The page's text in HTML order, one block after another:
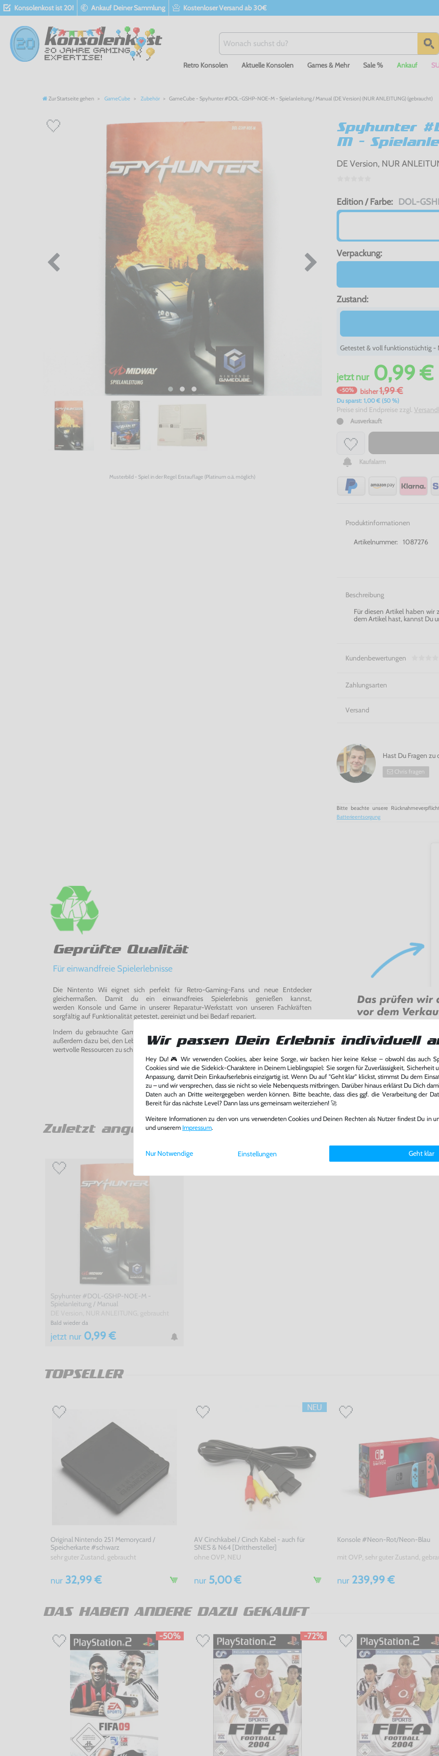
Konsolenkost ist 20! Ankauf Deiner Sammlung Kostenloser Versand ab 30€
Retro Konsolen Aktuelle Konsolen Games & Mehr Sale % Ankauf
Zur Startseite gehen GameCube Zubehör GameCube - Spyhunter #DOL-GSHP-NOE-M - Spielanleitung / Manual (DE Version) (NUR ANLEITUNG) (gebraucht)
Musterbild - Spiel in der Regel Erstauflage (Platinum o.ä. möglich)
Spyhunter
M -
DE Version, NUR
Edition / Farbe: DOL-
Verpackung:
Zustand:
Getestet & voll funktionstüchtig -
jetztnur0,99 €
-50% bisher1,99 €
Du sparst: 1,00 € (50 %)
Preise sind Endpreise zzgl.
Ausverkauft
Kaufalarm
Produktinformationen
Artikelnummer: 1087276
Beschreibung
Für diesen Artikel haben wir
dem Artikel hast, kannst Du
Kundenbewertungen
Zahlungsarten
Versand
Hast Du Fragen zu
Chris fragen
Bitte beachte unsere
Batterieentsorgung
Geprüfte Qualität
Für einwandfreie Spielerlebnisse
Die Nintento Wii eignet sich perfekt für Retro-Gaming-Fans und neue Entdecker
gleichermaßen. Damit du ein einwandfreies Spielerlebnis genießen kannst,
werden Konsole und Game in unserer Reparatur-Werkstatt von unseren Fachkräften
sorgfältig auf Funktionalität getestet, gereinigt und bei Bedarf repariert.
Indem du gebrauchte Games und Konsolen bei uns kaufst oder verkaufst, trägst du
außerdem dazu bei, den Lebenszyklus von Konsolen und Games zu verlängern und damit
wertvolle Ressourcen zu schonen und Abfall zu vermeiden.
Zuletzt angesehen
Spyhunter #DOL-GSHP-NOE-M -
Spielanleitung / Manual
Bald wieder da
jetzt nur 0,99 €
TOPSELLER
Original Nintendo 251 Memorycard /
Speicherkarte #schwarz
sehr guter Zustand, gebraucht
nur 32,99 €
AV Cinchkabel / Cinch Kabel - auch für
SNES & N64 [Dritthersteller]
ohne OVP, NEU
nur5,00 €
Konsole #Neon-Rot/Neon-Blau
mit OVP, sehr guter Zustand,
nur 239,99 €
DAS HABEN ANDERE DAZU GEKAUFT
-50% -72%
Wir passen Dein Erlebnis individuell
Hey Du! 🎮 Wir verwenden Cookies, aber keine Sorge, wir backen hier keine Kekse – obwohl das auch
Cookies sind wie die Sidekick-Charaktere in Deinem Lieblingsspiel: Sie sorgen für Zuverlässigkeit, Sicherheit
Anpassung, damit Dein Einkaufserlebnis einzigartig ist. Wenn Du auf "Geht klar" klickst, stimmst Du dem
zu – und wir versprechen, dass sie nicht so viele Nebenquests mitbringen. Darüber hinaus erklärst Du Dich
Daten auch an Dritte weitergegeben werden können. Bitte beachte, dass dies ggf. die Verarbeitung der
Bereit für das nächste Level? Dann lass uns gemeinsam weiterziehen! 🚀
Weitere Informationen zu den von uns verwendeten Cookies und Deinen Rechten als Nutzer findest Du in
und unserem Impressum.
Einstellungen Geht klar
Nur Notwendige